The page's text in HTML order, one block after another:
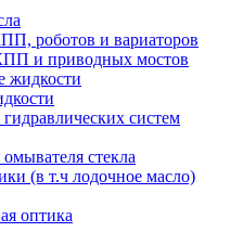
роботов и вариаторов
и приводных мостов
жидкости
систем
стекла
(в т.ч лодочное масло)
оптика